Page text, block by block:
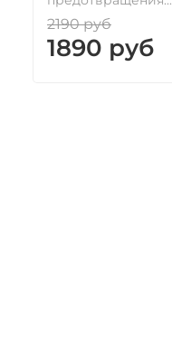
2190 руб
1890 руб